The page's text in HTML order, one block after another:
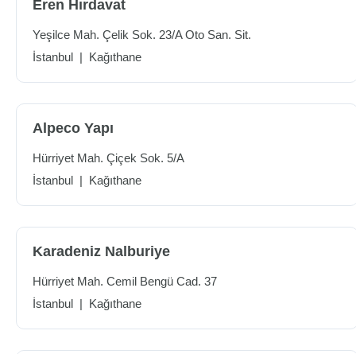
Eren Hırdavat
Yeşilce Mah. Çelik Sok. 23/A Oto San. Sit.
İstanbul | Kağıthane
Alpeco Yapı
Hürriyet Mah. Çiçek Sok. 5/A
İstanbul | Kağıthane
Karadeniz Nalburiye
Hürriyet Mah. Cemil Bengü Cad. 37
İstanbul | Kağıthane